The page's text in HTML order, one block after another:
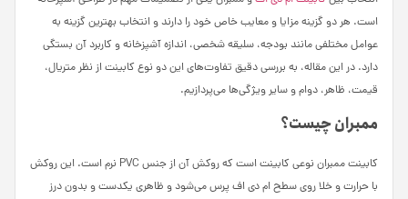
است. هر دو گزینه مزایا و معایب خاص خود را دارند و انتخاب بهترین گزینه به
عوامل مختلفی مانند بودجه، سلیقه شخصی، اندازه آشپزخانه و کاربرد آن بستگی
دارد. در این مقاله، به بررسی دقیق تفاوت‌های این دو نوع کابینت از نظر متریال،
قیمت، ظاهر، دوام و سایر ویژگی‌ها می‌پردازیم.
ممبران چیست؟
کابینت ممبران نوعی کابینت است که روکش آن از جنس PVC نرم است. این روکش
با حرارت و خلا روی سطح ام دی اف پرس می‌شود و ظاهری یکدست و بدون درز